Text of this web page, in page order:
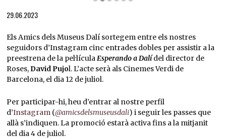
29.06.2023
Els Amics dels Museus Dalí sortegem entre els nostres
seguidors d’Instagram cinc entrades dobles per assistir a la
preestrena de la pel·lículaEsperando a Dalídel director de
Roses,David Pujol. L’acte serà als Cinemes Verdi de
Barcelona, el dia 12 de juliol.
Per participar-hi, heu d’entrar al nostre perfil
d’Instagram(@amicsdelsmuseusdali) i seguir les passes que
allà s’indiquen. La promoció estarà activa fins a la mitjanit
del dia 4 de juliol.